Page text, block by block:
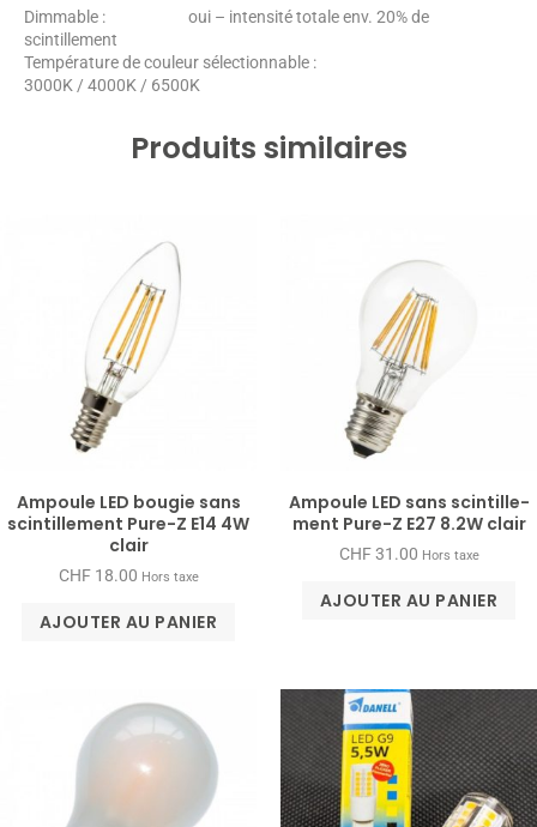
Dimmable : oui – intensité totale env. 20% de
scintillement
Température de couleur sélectionnable :
3000K / 4000K / 6500K
Produits similaires
Ampoule LED bougie sans
scintillement Pure-​Z E14 4W
clair
CHF18.00 Hors taxe
AJOUTER AU PANIER
Am­poule LED sans scin­tille­
ment Pure-​Z E27 8.2W clair
CHF31.00 Hors taxe
AJOUTER AU PANIER